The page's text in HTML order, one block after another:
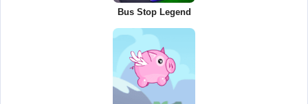
Bus Stop Legend